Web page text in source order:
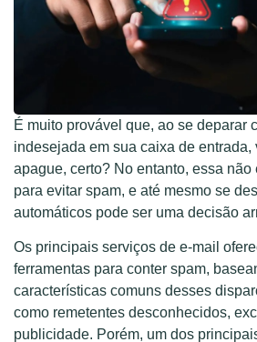
É muito provável que, ao se deparar
indesejada em sua caixa de entrada,
apague, certo? No entanto, essa
para evitar spam, e até mesmo se
automáticos pode ser uma decisão
Os principais serviços de e-mail
ferramentas para conter spam,
características comuns desses
como remetentes desconhecidos,
publicidade. Porém, um dos